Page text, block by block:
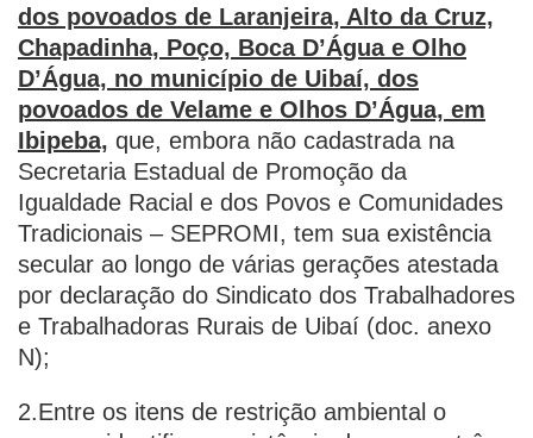
dos povoados de Laranjeira, Alto da Cruz,
Chapadinha, Poço, Boca D’Água e Olho
D’Água, no município de Uibaí, dos
povoados de Velame e Olhos D’Água, em
Ibipeba, que, embora não cadastrada na
Secretaria Estadual de Promoção da
Igualdade Racial e dos Povos e Comunidades
Tradicionais – SEPROMI, tem sua existência
secular ao longo de várias gerações atestada
por declaração do Sindicato dos Trabalhadores
e Trabalhadoras Rurais de Uibaí (doc. anexo
N);
2.Entre os itens de restrição ambiental o